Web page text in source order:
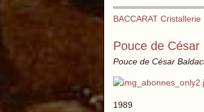
BACCARAT Cristallerie
Pouce de César
Pouce de César
1989